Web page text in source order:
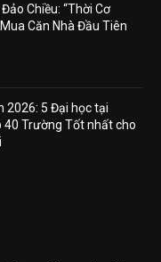
Chiều: “Thời Cơ
Căn Nhà Đầu Tiên
2026: 5 Đại học tại
40 Trường Tốt nhất cho